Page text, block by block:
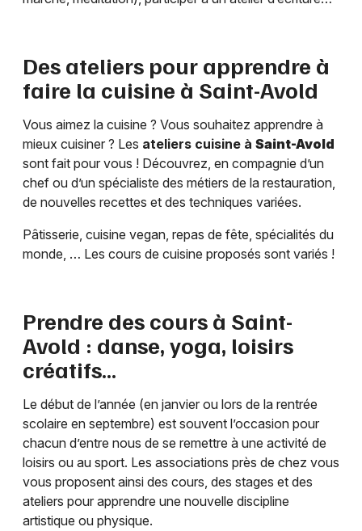
Des ateliers pour apprendre à
faire la cuisine à Saint-Avold
Vous aimez la cuisine ? Vous souhaitez apprendre à
mieux cuisiner ? Les ateliers cuisine à Saint-Avold
sont fait pour vous ! Découvrez, en compagnie d’un
chef ou d’un spécialiste des métiers de la restauration,
de nouvelles recettes et des techniques variées.
Pâtisserie, cuisine vegan, repas de fête, spécialités du
monde, … Les cours de cuisine proposés sont variés !
Prendre des cours à Saint-
Avold : danse, yoga, loisirs
créatifs…
Le début de l’année (en janvier ou lors de la rentrée
scolaire en septembre) est souvent l’occasion pour
chacun d’entre nous de se remettre à une activité de
loisirs ou au sport. Les associations près de chez vous
vous proposent ainsi des cours, des stages et des
ateliers pour apprendre une nouvelle discipline
artistique ou physique.